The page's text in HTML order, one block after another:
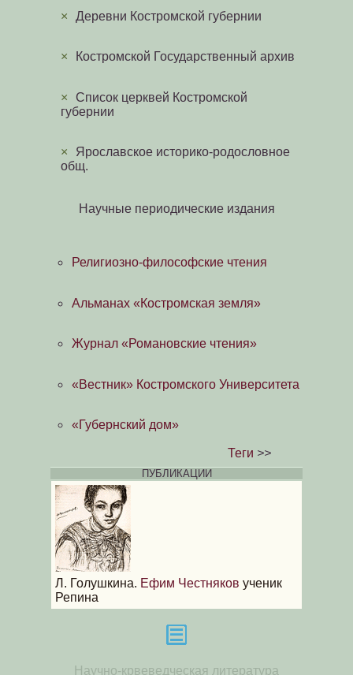
×Деревни Костромской губернии
Костромской Государственный архив
×Cписок церквей Костромской
губернии
Ярославское историко-родословное
общ.
Научные периодические издания
Религиозно-философские чтения
Альманах «Костромская земля»
Журнал «Романовские чтения»
«Вестник» Костромского Университета
«Губернский дом»
Теги >>
ПУБЛИКАЦИИ
Л. Голушкина. Ефим Честняков ученик
Репина
Научно-крвеведческая литература